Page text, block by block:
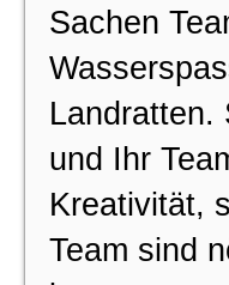
Sachen
Landratten.
und Ihr
Kreativität,
Team sind